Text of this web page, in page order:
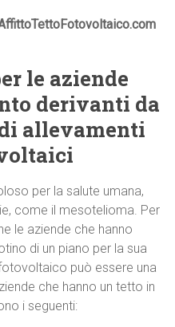
le aziende
derivanti da
allevamenti
per la salute umana,
come il mesotelioma. Per
le aziende che hanno
di un piano per la sua
può essere una
che hanno un tetto in
i seguenti: